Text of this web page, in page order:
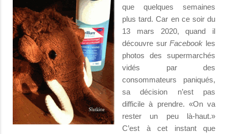
que quelques semaines
plus tard. Car en ce soir du
13 mars 2020, quand il
découvre surFacebook les
photos des supermarchés
vidés par des
consommateurs paniqués,
sa décision n’est pas
difficile à prendre. «On va
rester un peu là-haut.»
C’est à cet instant que